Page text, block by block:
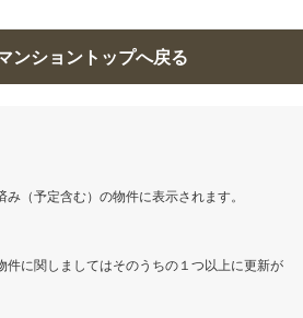
ンショントップへ戻る
（予定含む）の物件に表示されます。
件に関しましてはそのうちの１つ以上に更新が